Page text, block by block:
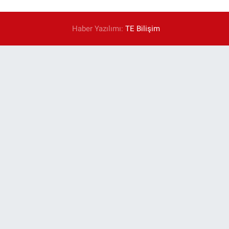
Haber Yazılımı:TE Bilişim